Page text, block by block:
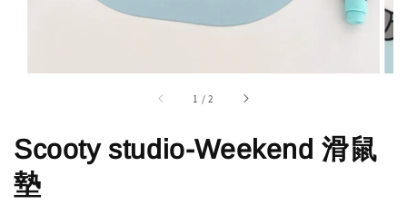
1 /2
Scooty studio-Weekend 滑鼠
墊